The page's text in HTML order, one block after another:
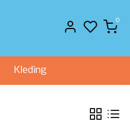
0
Kleding